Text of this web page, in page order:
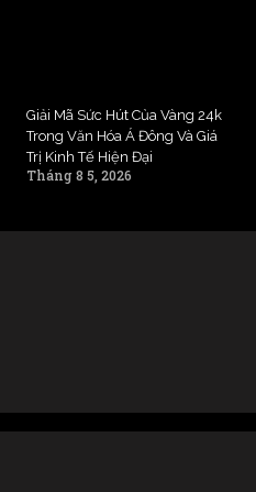
Giải Mã Sức Hút Của Vàng 24k
Trong Văn Hóa Á Đông Và Giá
Trị Kinh Tế Hiện Đại
Tháng 8 5, 2026